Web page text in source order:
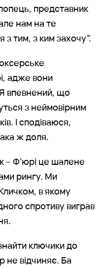
представник
нам на те
з тим, з ким захочу”.
адже вони
Я впевнений, що
з неймовірним
І сподіваюся,
ж доля.
– Ф’юрі це шалене
рингу. Ми
в якому
спротиву виграв
ключики до
не відчиняє. Ба